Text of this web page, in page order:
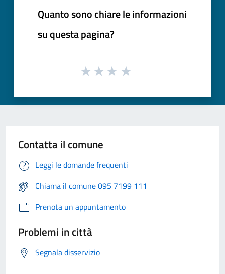
Quanto sono chiare le informazioni
su questa pagina?
Contatta il comune
Leggi le domande frequenti
Chiama il comune 095 7199 111
Prenota un appuntamento
Problemi in città
Segnala disservizio